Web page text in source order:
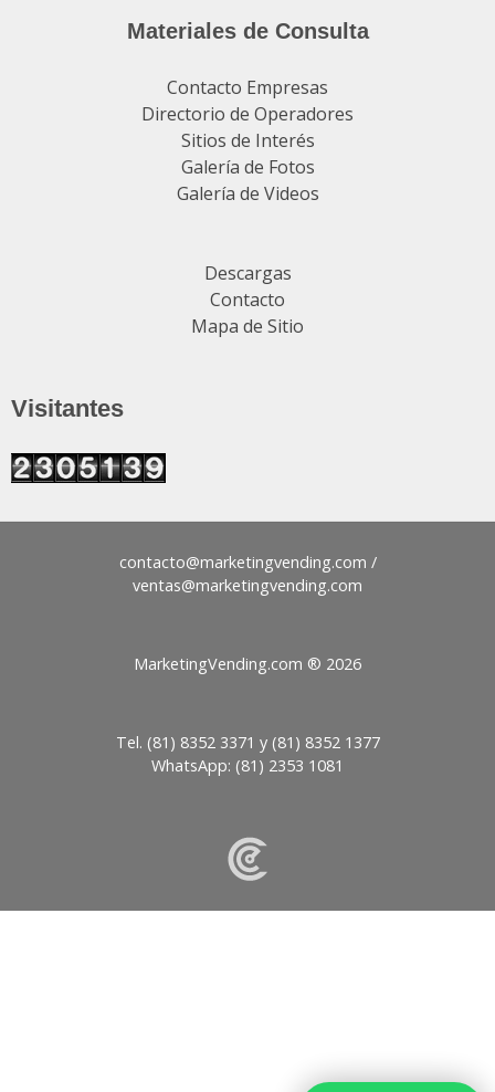
Materiales de Consulta
Contacto Empresas
Directorio de Operadores
Sitios de Interés
Galería de Fotos
Galería de Videos
Descargas
Contacto
Mapa de Sitio
Visitantes
contacto@
/
ventas@
MarketingVending.com ® 2026
Tel. (81) 8352 3371 y (81) 8352 1377
WhatsApp: (81) 2353 1081